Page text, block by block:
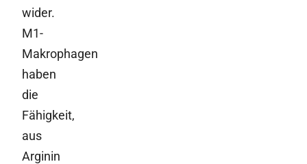
wider.
M1-
Makrophagen
haben
die
Fähigkeit,
aus
Arginin